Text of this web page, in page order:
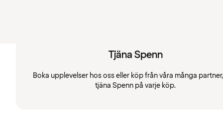
Tjäna Spenn
Boka upplevelser hos oss eller köp från våra många
tjäna Spenn på varje köp.